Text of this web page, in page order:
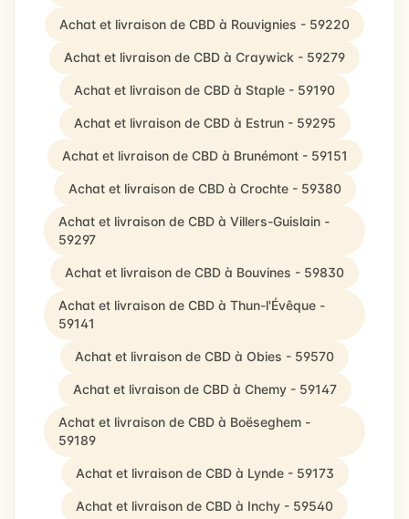
Achat et livraison de CBD à Rouvignies - 59220
Achat et livraison de CBD à Craywick - 59279
Achat et livraison de CBD à Staple - 59190
Achat et livraison de CBD à Estrun - 59295
Achat et livraison de CBD à Brunémont - 59151
Achat et livraison de CBD à Crochte - 59380
Achat et livraison de CBD à Villers-Guislain -
59297
Achat et livraison de CBD à Bouvines - 59830
Achat et livraison de CBD à Thun-l'Évêque -
59141
Achat et livraison de CBD à Obies - 59570
Achat et livraison de CBD à Chemy - 59147
Achat et livraison de CBD à Boëseghem -
59189
Achat et livraison de CBD à Lynde - 59173
Achat et livraison de CBD à Inchy - 59540